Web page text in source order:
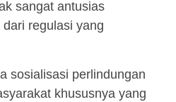
sangat antusias
regulasi yang
sosialisasi perlindungan
khususnya yang